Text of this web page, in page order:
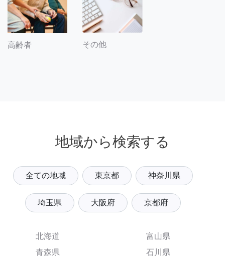
高齢者 その他
地域から検索する
全ての地域 東京都 神奈川県
埼玉県 大阪府 京都府
北海道
青森県
富山県
石川県